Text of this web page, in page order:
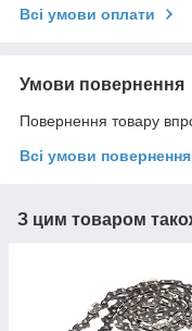
Всі умови оплати
Умови повернення
Повернення товару
Всі умови повернення
З цим товаром